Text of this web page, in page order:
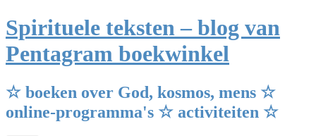
Ga
naar
de
inhoud
Spirituele teksten – blog van
Pentagram boekwinkel
☆ boeken over God, kosmos, mens ☆
online-programma's ☆ activiteiten ☆